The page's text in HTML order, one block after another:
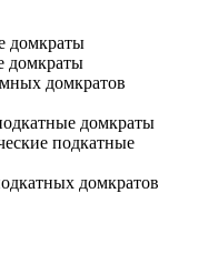
домкраты
домкраты
домкратов
домкраты
подкатные
домкратов